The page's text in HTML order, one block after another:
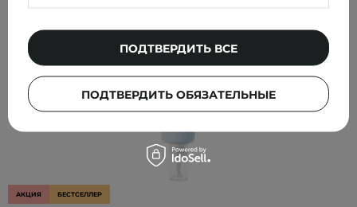
АКЦИЯ БЕСТСЕЛЛЕР
ПОДТВЕРДИТЬ ОБЯЗАТЕЛЬНЫЕ
ПОДТВЕРДИТЬ ВСЕ